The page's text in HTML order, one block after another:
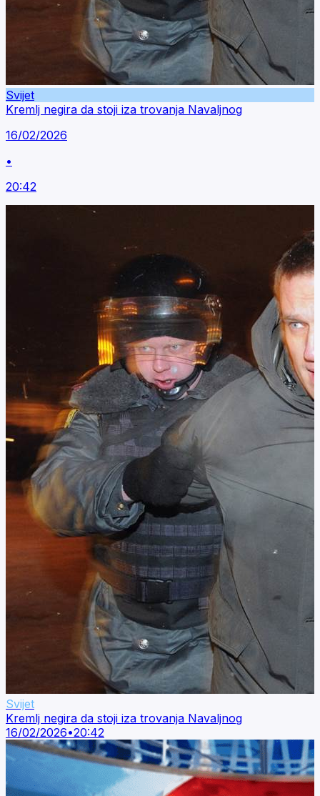
Svijet
Kremlj negira da stoji iza trovanja Navaljnog
16/02/2026
•
20:42
Svijet
Kremlj negira da stoji iza trovanja Navaljnog
16/02/2026•20:42